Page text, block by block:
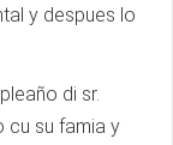
y despues lo
di sr.
cu su famia y